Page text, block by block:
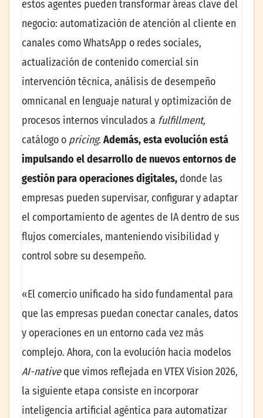
estos agentes pueden transformar áreas clave del
negocio: automatización de atención al cliente en
canales como WhatsApp o redes sociales,
actualización de contenido comercial sin
intervención técnica, análisis de desempeño
omnicanal en lenguaje natural y optimización de
procesos internos vinculados a fulfillment,
catálogo o pricing.Además, esta evolución está
impulsando el desarrollo de nuevos entornos de
gestión para operaciones digitales, donde las
empresas pueden supervisar, configurar y adaptar
el comportamiento de agentes de IA dentro de sus
flujos comerciales, manteniendo visibilidad y
control sobre su desempeño.
«El comercio unificado ha sido fundamental para
que las empresas puedan conectar canales, datos
y operaciones en un entorno cada vez más
complejo. Ahora, con la evolución hacia modelos
AI-nativeque vimos reflejada en VTEX Vision 2026,
la siguiente etapa consiste en incorporar
inteligencia artificial agéntica para automatizar